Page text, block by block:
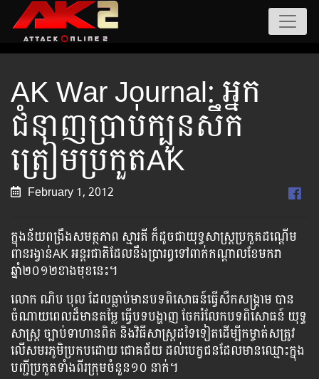
AK War Journal: អ្នក​
ជំនាញ​ប្រាប់​ក្បួន​សឹក
ត្រៀម​ប្រកួត​AK
February 1, 2012
ក្នុង​ន័យ​ពង្រឹង​សមត្ថភាព ស្មារតី ក៏​ដូចជា​យុទ្ធសាស្ត្រ​ប្រកួត​ដណ្ដើម​
ពានរង្វាន់​AK អន្តរជាតិ​ដែល​នឹង​ប្រារព្ធ​ទៅ​ពាក់​កណ្ដាល​ខែ​មករា
ឆ្នាំ២០១២​ខាង​មុខ​នេះ។
លោក ​ណិប បុល ដែល​ធ្លាប់​មាន​បទពិសោធន៍​ធ្វើ​សឹកសង្គ្រាម បាន​
ចំណាយ​ពេល​ដ៏​មាន​តម្លៃ ​ធ្វើ​បទ​បង្ហាញ ចែករំលែក​បទពិសោធន៍ យុទ្ធ
សាស្ត្រ ច្បាប់​ទាហាន​ពិត និង​វិធីសាស្ត្រ​ដទៃ​ទៀត​ដើម្បី​កម្ចាត់​សត្រូវ​
លើ​សមរភូមិ​ប្រកប​ដោយ​ ជោគជ័យ ដល់​បេក្ខជន​ដែល​មាន​ឈ្មោះ​ក្នុង​
បញ្ជី​ប្រកួត​ទាំងពីរ​ក្រុម​ចំនួន​១០​ នាក់។